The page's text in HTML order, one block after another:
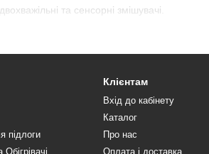
та сенсорні змішувачі.
ідеально впишеться у ваш інтер'єр.
підлоги
Клієнтам
Вхід до кабінету
Каталог
Про нас
Оплата і доставка